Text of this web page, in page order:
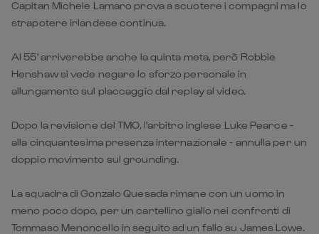
Capitan Michele Lamaro prova a scuotere i compagni ma lo
strapotere irlandese continua.
Al 55' arriverebbe anche la quinta meta, però Robbie
Henshaw si vede negare lo sforzo personale in
allungamento sul placcaggio dal replay al video.
Dopo la revisione del TMO, l'arbitro inglese Luke Pearce -
alla cinquantesima presenza internazionale - annulla per un
doppio movimento sul grounding.
La squadra di Gonzalo Quesada rimane con un uomo in
meno poco dopo, per un cartellino giallo nei confronti di
Tommaso Menoncello in seguito ad un fallo su James Lowe.